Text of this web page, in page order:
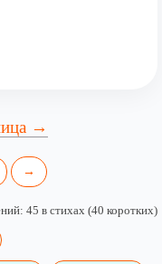
→
→
45 в стихах (40 коротких)